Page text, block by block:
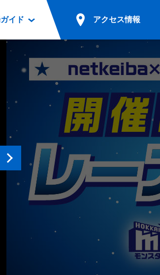
ト投票
ビス
イド
競馬用語集
アクセス情報
お車でのご来場
無料送迎バスでのご来場
公共の交通機関でのご来場